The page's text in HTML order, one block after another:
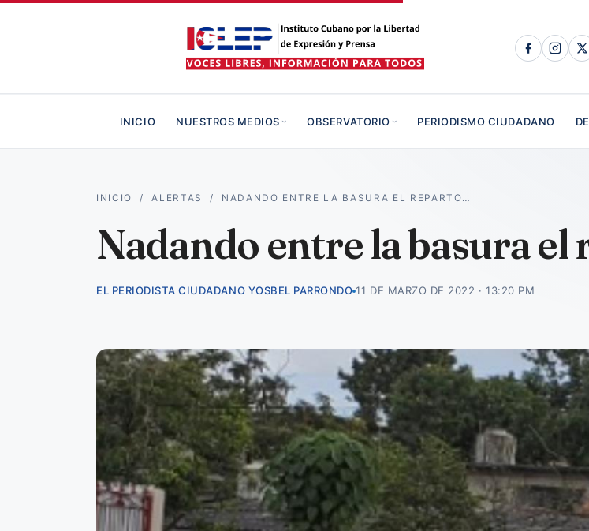
INICIO NUESTROS MEDIOS OBSERVATORIO PERIODISMO CIUDADANO
INICIO /ALERTAS / NADANDO ENTRE LA BASURA EL REPARTO…
Nadando entre la basura
EL PERIODISTA CIUDADANO YOSBEL PARRONDO 11 DE MARZO DE 2022 · 13:20 PM